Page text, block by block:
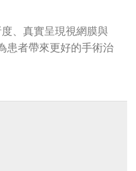
、真實呈現視網膜與
患者帶來更好的手術治